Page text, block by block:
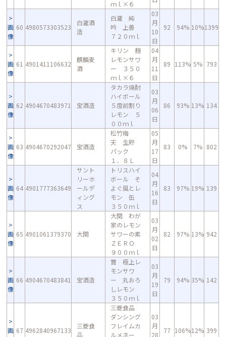
ｍｌ×６
画
像
60 4980573303523
白瀧酒
造
白瀧 純
吟 上善
７２０ｍｌ
03
月
10
日
92 94% 10%1399
画
像
61 4901411106632
麒麟麦
酒
キリン 麹
レモンサワ
ー ３５０
ｍｌ×６
04
月
11
日
89 113% 5% 793
画
像
62 4904670483971 宝酒造
タカラ焼酎
ハイボール
５度前割り
レモン ５
００ｍｌ
03
月
06
日
86 93% 13% 134
画
像
63 4904670292047 宝酒造
松竹梅
天 生貯
パック
１．８Ｌ
05
月
17
日
83 0% 7% 802
画
像
64 4901777363649
サント
リーホ
ールデ
ィング
ス
トリスハイ
ボール そ
よぐ風とレ
モン 缶
３５０ｍｌ
04
月
16
日
83 97% 19% 139
画
像
65 4901061379370 大関
大関 わが
家のレモン
サワーの素
ＺＥＲＯ
９００ｍｌ
03
月
02
日
82 97% 13% 942
画
像
66 4904670483841 宝酒造
寶 極上レ
モンサワ
ー 丸おろ
しレモン
３５０ｍｌ
03
月
19
日
79 94% 35% 142
画 67 4962840967133
三菱食
品
三菱食品
ダンシング
フレイムカ
ルメネー
03
月
28
77 106%12% 399